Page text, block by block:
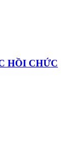
HỒI CHỨC